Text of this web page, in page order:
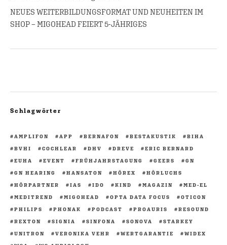
NEUES WEITERBILDUNGSFORMAT UND NEUHEITEN IM
SHOP – MIGOHEAD FEIERT 5-JÄHRIGES
Schlagwörter
AMPLIFON APP BERNAFON BESTAKUSTIK
BIHA
BVHI
COCHLEAR DHV DREVE
ERIC BERNARD
EUHA
EVENT FRÜHJAHRSTAGUNG GEERS
GN
GN HEARING
HANSATON HÖREX
HÖRLUCHS
HÖRPARTNER
IAS IDO KIND MAGAZIN
MED-EL
MEDITREND
MIGOHEAD OPTA DATA FOCUS
OTICON
PHILIPS
PHONAK PODCAST PROAURIS
RESOUND
REXTON
SIGNIA SINFONA SONOVA
STARKEY
UNITRON
VERONIKA VEHR WERTGARANTIE
WIDEX